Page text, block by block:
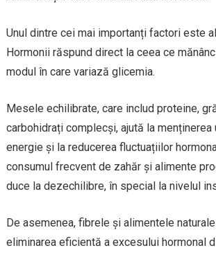
Unul dintre cei mai importanți factori este
Hormonii răspund direct la ceea ce
modul în care variază glicemia.
Mesele echilibrate, care includ proteine,
carbohidrați complecși, ajută la
energie și la reducerea fluctuațiilor
consumul frecvent de zahăr și alimente
duce la dezechilibre, în special la nivelul
De asemenea, fibrele și alimentele
eliminarea eficientă a excesului hormonal